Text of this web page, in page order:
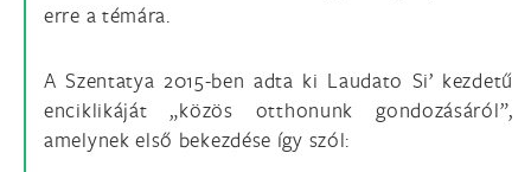
erre a témára.
A Szentatya 2015-ben adta ki Laudato Si’ kezdetű
enciklikáját „közös otthonunk gondozásáról”,
amelynek első bekezdése így szól: